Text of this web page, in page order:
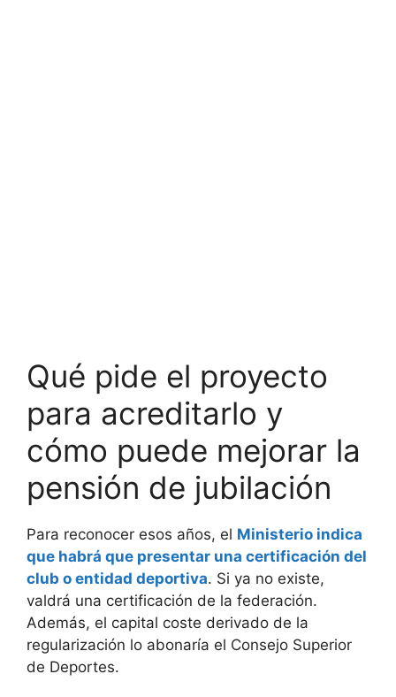
Qué pide el proyecto
para acreditarlo y
cómo puede mejorar la
pensión de jubilación
Para reconocer esos años, el Ministerio indica
que habrá que presentar una certificación del
club o entidad deportiva. Si ya no existe,
valdrá una certificación de la federación.
Además, el capital coste derivado de la
regularización lo abonaría el Consejo Superior
de Deportes.